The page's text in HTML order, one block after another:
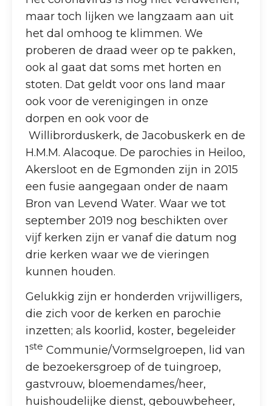
maar toch lijken we langzaam aan uit
het dal omhoog te klimmen. We
proberen de draad weer op te pakken,
ook al gaat dat soms met horten en
stoten. Dat geldt voor ons land maar
ook voor de verenigingen in onze
dorpen en ook voor de
Willibrorduskerk, de Jacobuskerk en de
H.M.M. Alacoque. De parochies in Heiloo,
Akersloot en de Egmonden zijn in 2015
een fusie aangegaan onder de naam
Bron van Levend Water. Waar we tot
september 2019 nog beschikten over
vijf kerken zijn er vanaf die datum nog
drie kerken waar we de vieringen
kunnen houden.
Gelukkig zijn er honderden vrijwilligers,
die zich voor de kerken en parochie
inzetten; als koorlid, koster, begeleider
1ste Communie/Vormselgroepen, lid van
de bezoekersgroep of de tuingroep,
gastvrouw, bloemendames/heer,
huishoudelijke dienst, gebouwbeheer,